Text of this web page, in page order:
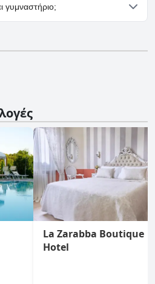
γυμναστήριο;
La Zarabba Boutique
Hotel